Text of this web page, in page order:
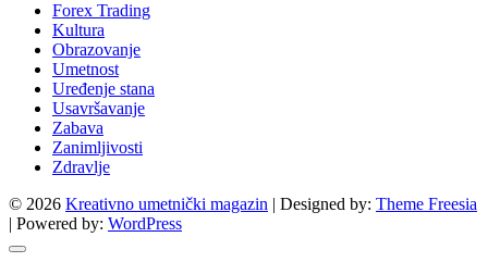
Forex Trading
Kultura
Obrazovanje
Umetnost
Uređenje stana
Usavršavanje
Zabava
Zanimljivosti
Zdravlje
© 2026 Kreativno umetnički magazin | Designed by: Theme Freesia
| Powered by: WordPress